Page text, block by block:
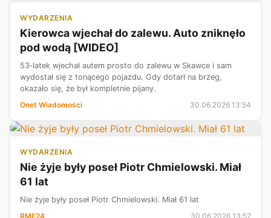
WYDARZENIA
Kierowca wjechał do zalewu. Auto zniknęło
pod wodą [WIDEO]
53‑latek wjechał autem prosto do zalewu w Skawce i sam
wydostał się z tonącego pojazdu. Gdy dotarł na brzeg,
okazało się, że był kompletnie pijany.
Onet Wiadomości
30.06.2026 13:54
WYDARZENIA
Nie żyje były poseł Piotr Chmielowski. Miał
61 lat
Nie żyje były poseł Piotr Chmielowski. Miał 61 lat
RMF24
30.06.2026 13:52